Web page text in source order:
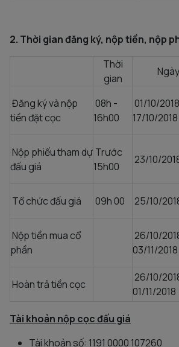
2. Thời gian đăng ký, nộp tiền, nộp
Thời
gian
Ngày
Đăng ký và nộp
tiền đặt cọc
08h -
16h00
01/10/
17/10/2018
Nộp phiếu tham dự
đấu giá
Trước
15h00
23/10/
Tổ chức đấu giá 09h 00 25/10/
Nộp tiền mua cổ
phần
26/10/
03/11/2018
Hoàn trả tiền cọc
26/10/
01/11/2018
Tài khoản nộp cọc đấu giá
Tài khoản số: 1191 0000 107260